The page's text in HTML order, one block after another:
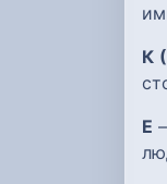
К
Е